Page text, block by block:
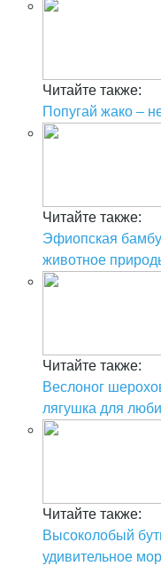
Читайте также:
Попугай жако –
Читайте также:
Эфиопская
животное
Читайте также:
Веслоног
лягушка для
Читайте также:
Высоколобый
удивительное